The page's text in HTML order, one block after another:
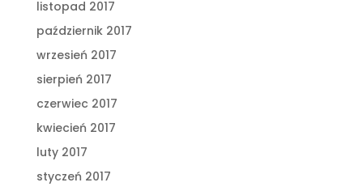
listopad 2017
październik 2017
wrzesień 2017
sierpień 2017
czerwiec 2017
kwiecień 2017
luty 2017
styczeń 2017